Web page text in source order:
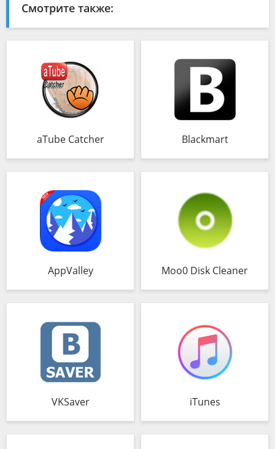
Смотрите также:
aTube Catcher Blackmart
AppValley Moo0 Disk Cleaner
VKSaver iTunes